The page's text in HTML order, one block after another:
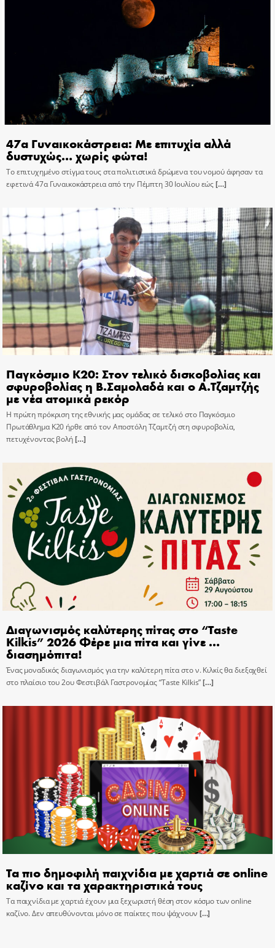
47α Γυναικοκάστρεια: Με επιτυχία αλλά
δυστυχώς… χωρίς φώτα!
Το επιτυχημένο στίγμα τους στα πολιτιστικά δρώμενα του νομού άφησαν τα
εφετινά 47α Γυναικοκάστρεια από την Πέμπτη 30 Ιουλίου εώς[…]
Παγκόσμιο Κ20: Στον τελικό δισκοβολίας και
σφυροβολίας η Β.Σαμολαδά και ο Α.Τζαμτζής
με νέα ατομικά ρεκόρ
Η πρώτη πρόκριση της εθνικής μας ομάδας σε τελικό στο Παγκόσμιο
Πρωτάθλημα Κ20 ήρθε από τον Αποστόλη Τζαμτζή στη σφυροβολία,
πετυχένοντας βολή[…]
Διαγωνισμός καλύτερης πίτας στο “Taste
Kilkis” 2026 Φέρε μια πίτα και γίνε …
διασημόπιτα!
Ένας μοναδικός διαγωνισμός για την καλύτερη πίτα στο ν. Κιλκίς θα διεξαχθεί
στο πλαίσιο του 2ου Φεστιβάλ Γαστρονομίας “Taste Kilkis”[…]
Τα πιο δημοφιλή παιχνίδια με χαρτιά σε online
καζίνο και τα χαρακτηριστικά τους
Τα παιχνίδια με χαρτιά έχουν μια ξεχωριστή θέση στον κόσμο των online
καζίνο. Δεν απευθύνονται μόνο σε παίκτες που ψάχνουν […]